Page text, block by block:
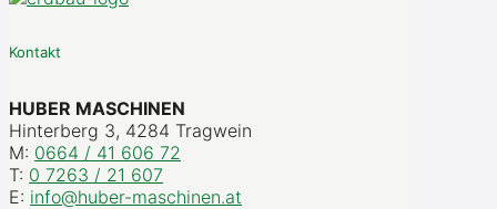
Kontakt
HUBER MASCHINEN
Hinterberg 3, 4284 Tragwein
M: 0664 / 41 606 72
T: 0 7263 / 21 607
E: info@huber-maschinen.at